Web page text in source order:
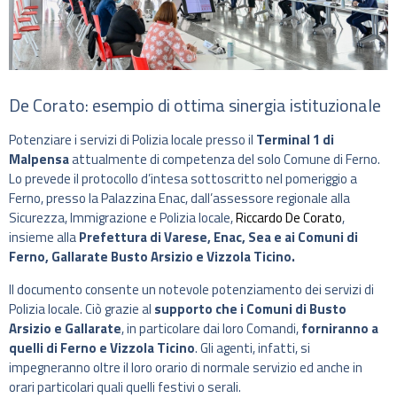
De Corato: esempio di ottima sinergia istituzionale
Potenziare i servizi di Polizia locale presso il Terminal 1 di
Malpensaattualmente di competenza del solo Comune di Ferno.
Lo prevede il protocollo d’intesa sottoscritto nel pomeriggio a
Ferno, presso la Palazzina Enac, dall’assessore regionale alla
Sicurezza, Immigrazione e Polizia locale,Riccardo De Corato,
insieme allaPrefettura di Varese, Enac, Sea e ai Comuni di
Ferno, Gallarate Busto Arsizio e Vizzola Ticino.
Il documento consente un notevole potenziamento dei servizi di
Polizia locale. Ciò grazie al supporto che i Comuni di Busto
Arsizio e Gallarate, in particolare dai loro Comandi,forniranno a
quelli di Ferno e Vizzola Ticino. Gli agenti, infatti, si
impegneranno oltre il loro orario di normale servizio ed anche in
orari particolari quali quelli festivi o serali.